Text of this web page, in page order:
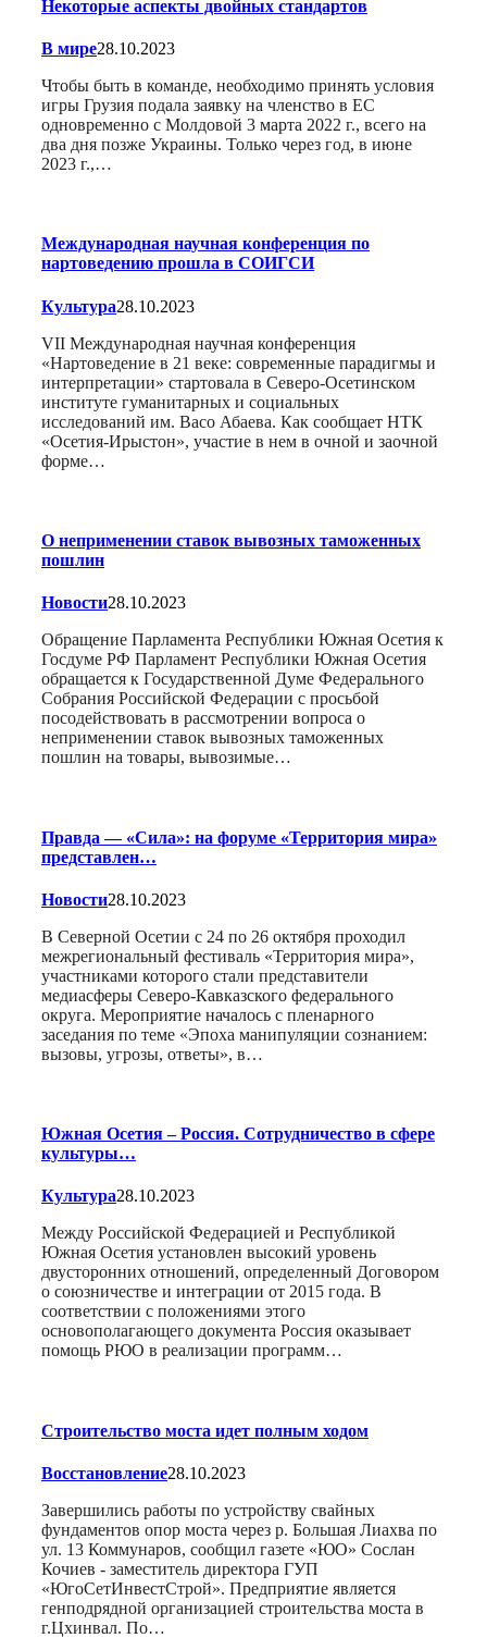
Некоторые аспекты двойных стандартов
В мире28.10.2023
Чтобы быть в команде, необходимо принять условия
игры Грузия подала заявку на членство в ЕС
одновременно с Молдовой 3 марта 2022 г., всего на
два дня позже Украины. Только через год, в июне
2023 г.,…
Международная научная конференция по
нартоведению прошла в СОИГСИ
Культура28.10.2023
VII Международная научная конференция
«Нартоведение в 21 веке: современные парадигмы и
интерпретации» стартовала в Cеверо-Осетинском
институте гуманитарных и социальных
исследований им. Васо Абаева. Как сообщает НТК
«Осетия-Ирыстон», участие в нем в очной и заочной
форме…
О неприменении ставок вывозных таможенных
пошлин
Новости28.10.2023
Обращение Парламента Республики Южная Осетия к
Госдуме РФ Парламент Республики Южная Осетия
обращается к Государственной Думе Федерального
Собрания Российской Федерации с просьбой
посодействовать в рассмотрении вопроса о
неприменении ставок вывозных таможенных
пошлин на товары, вывозимые…
Правда — «Сила»: на форуме «Территория мира»
представлен…
Новости28.10.2023
В Северной Осетии с 24 по 26 октября проходил
межрегиональный фестиваль «Территория мира»,
участниками которого стали представители
медиасферы Северо-Кавказского федерального
округа. Мероприятие началось с пленарного
заседания по теме «Эпоха манипуляции сознанием:
вызовы, угрозы, ответы», в…
Южная Осетия – Россия. Сотрудничество в сфере
культуры…
Культура28.10.2023
Между Российской Федерацией и Республикой
Южная Осетия установлен высокий уровень
двусторонних отношений, определенный Договором
о союзничестве и интеграции от 2015 года. В
соответствии с положениями этого
основополагающего документа Россия оказывает
помощь РЮО в реализации программ…
Строительство моста идет полным ходом
Восстановление28.10.2023
Завершились работы по устройству свайных
фундаментов опор моста через р. Большая Лиахва по
ул. 13 Коммунаров, сообщил газете «ЮО» Сослан
Кочиев - заместитель директора ГУП
«ЮгоСетИнвестСтрой». Предприятие является
генподрядной организацией строительства моста в
г.Цхинвал. По…